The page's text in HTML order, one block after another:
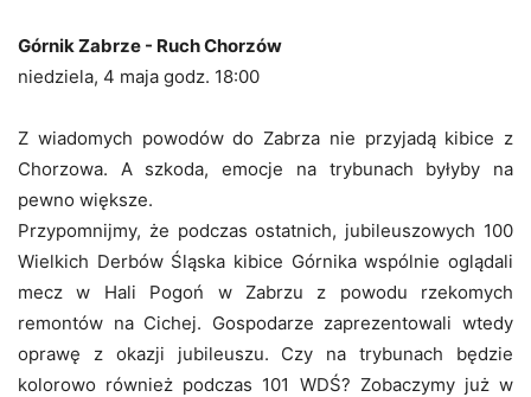
Górnik Zabrze - Ruch Chorzów
niedziela, 4 maja godz. 18:00
Z wiadomych powodów do Zabrza nie przyjadą kibice z
Chorzowa. A szkoda, emocje na trybunach byłyby na
pewno większe.
Przypomnijmy, że podczas ostatnich, jubileuszowych 100
Wielkich Derbów Śląska kibice Górnika wspólnie oglądali
mecz w Hali Pogoń w Zabrzu z powodu rzekomych
remontów na Cichej. Gospodarze zaprezentowali wtedy
oprawę z okazji jubileuszu. Czy na trybunach będzie
kolorowo również podczas 101 WDŚ? Zobaczymy już w